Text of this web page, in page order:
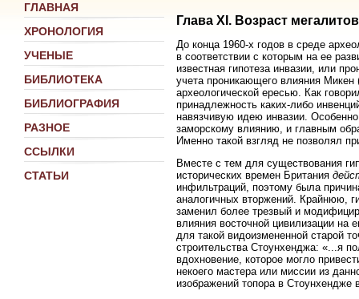
ГЛАВНАЯ
ХРОНОЛОГИЯ
УЧЕНЫЕ
БИБЛИОТЕКА
БИБЛИОГРАФИЯ
РАЗНОЕ
ССЫЛКИ
СТАТЬИ
Глава XI. Возраст мегалитов
До конца 1960-х годов в среде
в соответствии с которым на ее
известная гипотеза инвазии, или
учета проникающего влияния Микен
археологической ересью. Как
принадлежность каких-либо
навязчивую идею инвазии.
заморскому влиянию, и главным
Именно такой взгляд не позволял
Вместе с тем для существования
исторических времен Британия
инфильтраций, поэтому была
аналогичных вторжений. Крайнюю,
заменил более трезвый и
влияния восточной цивилизации на
для такой видоизмененной старой
строительства Стоунхенджа: «...я
вдохновение, которое могло
некоего мастера или миссии из
изображений топора в Стоунхендже